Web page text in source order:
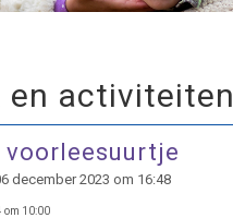
en activiteiten
december 2023 om 16:48
om 10:00